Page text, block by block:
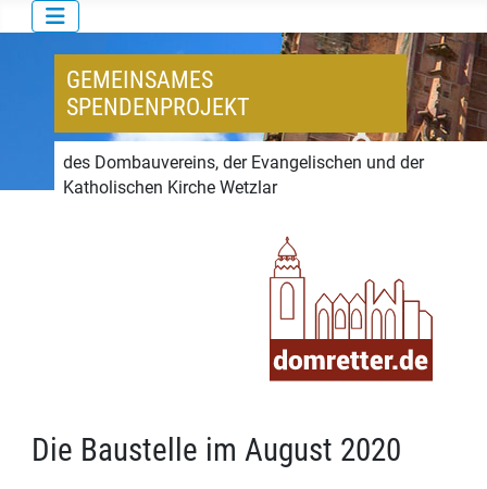
GEMEINSAMES
SPENDENPROJEKT
des Dombauvereins, der Evangelischen und der
Katholischen Kirche Wetzlar
Die Baustelle im August 2020